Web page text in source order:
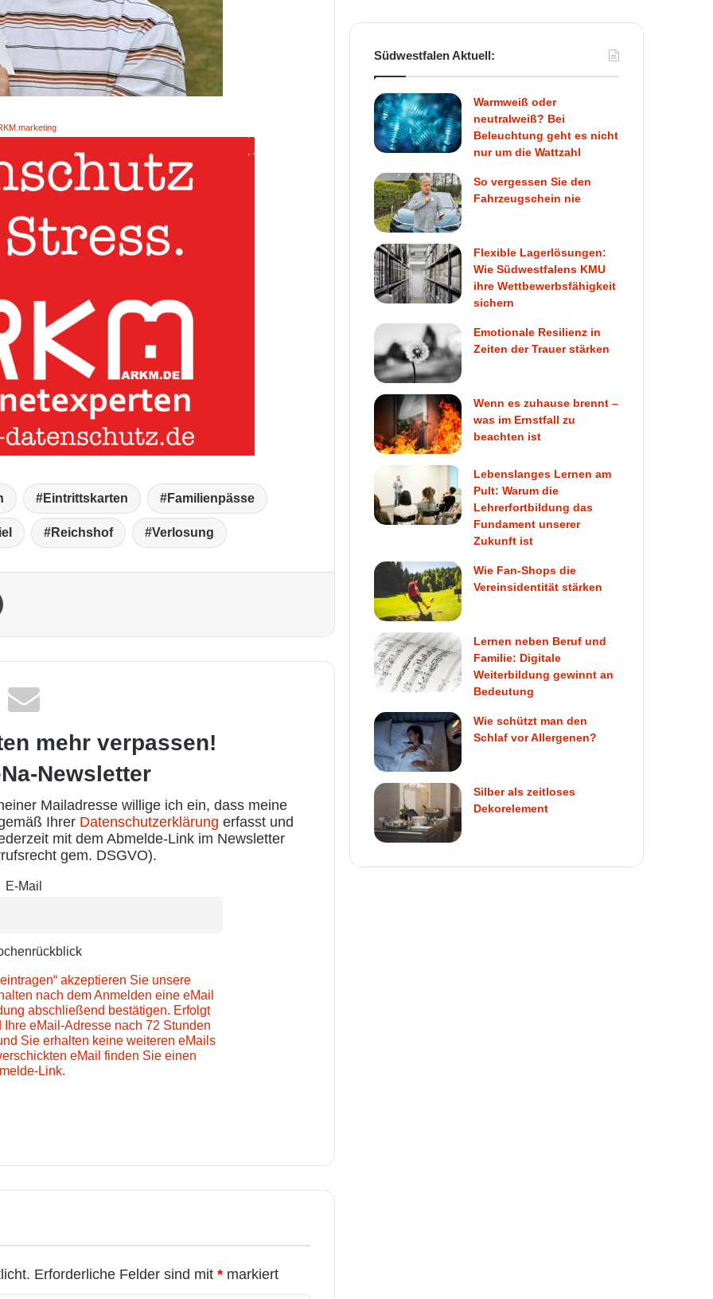
Eintrittskarten Familienpässe
Reichshof Verlosung
mehr verpassen!
Newsletter
Mailadresse willige ich ein, dass meine
Ihrer Datenschutzerklärung erfasst und
mit dem Abmelde-Link im Newsletter
gem. DSGVO).
E-Mail
akzeptieren Sie unsere
nach dem Anmelden eine eMail
abschließend bestätigen. Erfolgt
eMail-Adresse nach 72 Stunden
Sie erhalten keine weiteren eMails
eMail finden Sie einen
Link.
Erforderliche Felder sind mit * markiert
Südwestfalen Aktuell:
Warmweiß oder
neutralweiß? Bei
Beleuchtung geht es nicht
nur um die Wattzahl
So vergessen Sie den
Fahrzeugschein nie
Flexible Lagerlösungen:
Wie Südwestfalens KMU
ihre Wettbewerbsfähigkeit
sichern
Emotionale Resilienz in
Zeiten der Trauer stärken
Wenn es zuhause brennt –
was im Ernstfall zu
beachten ist
Lebenslanges Lernen am
Pult: Warum die
Lehrerfortbildung das
Fundament unserer
Zukunft ist
Wie Fan-Shops die
Vereinsidentität stärken
Lernen neben Beruf und
Familie: Digitale
Weiterbildung gewinnt an
Bedeutung
Wie schützt man den
Schlaf vor Allergenen?
Silber als zeitloses
Dekorelement